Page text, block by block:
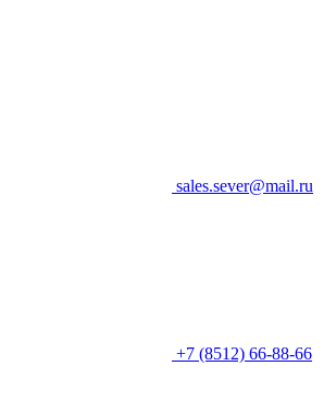
sales.sever@mail.ru
+7 (8512) 66-88-66